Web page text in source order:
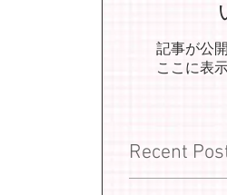
記事が公
ここに表
Recent